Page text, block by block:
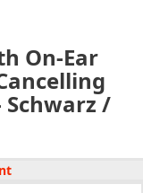
On-Ear
Schwarz /